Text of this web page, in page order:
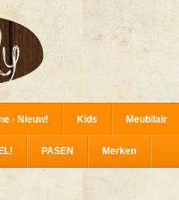
- Nieuw! Kids Meubilair
PASEN Merken